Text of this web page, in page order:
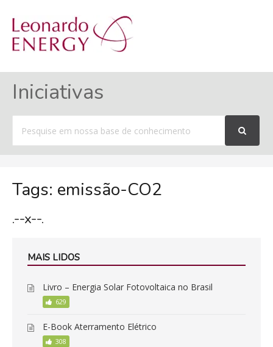
Iniciativas
por
Tags: emissão-CO2
.--x--.
MAIS LIDOS
Livro – Energia Solar Fotovoltaica no Brasil
629
E-Book Aterramento Elétrico
308